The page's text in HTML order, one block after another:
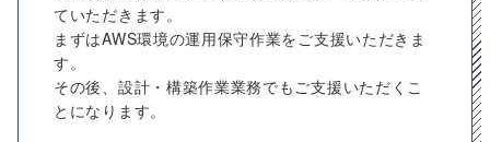
ていただきます。
まずはAWS環境の運用保守作業をご支援いただきま
す。
その後、設計・構築作業業務でもご支援いただくこ
とになります。